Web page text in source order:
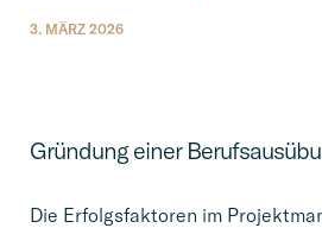
3. MÄRZ 2026
Gründung einer
Die Erfolgs­fak­to­ren im